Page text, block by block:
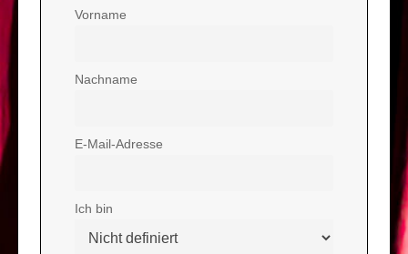
Vorname
Nachname
E-Mail-Adresse
Ich bin